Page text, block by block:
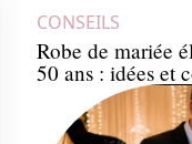
CONSEILS
Robe de mariée
50 ans : idées et